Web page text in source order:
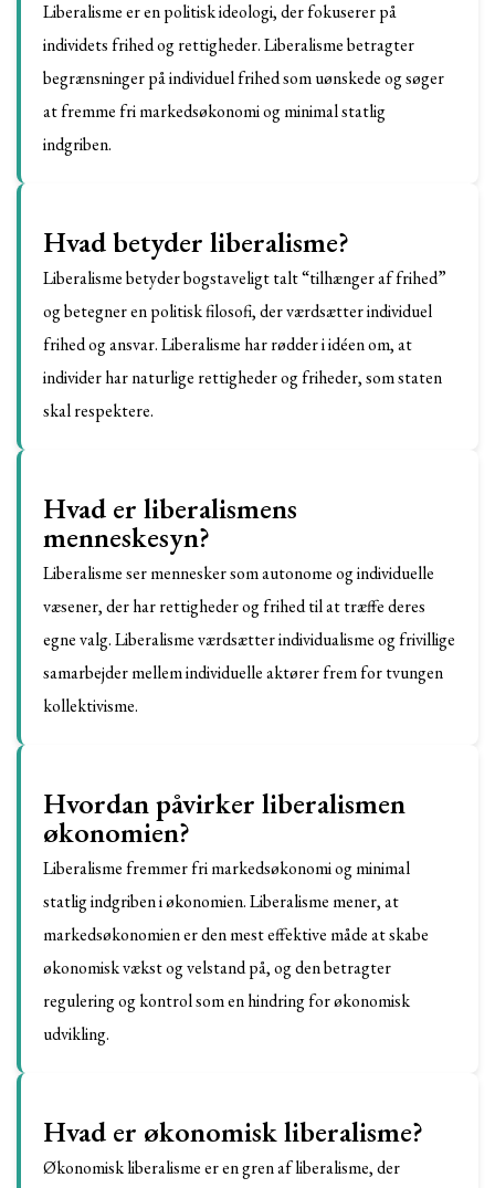
Liberalisme er en politisk ideologi, der fokuserer på
individets frihed og rettigheder. Liberalisme betragter
begrænsninger på individuel frihed som uønskede og søger
at fremme fri markedsøkonomi og minimal statlig
indgriben.
Hvad betyder liberalisme?
Liberalisme betyder bogstaveligt talt “tilhænger af frihed”
og betegner en politisk filosofi, der værdsætter individuel
frihed og ansvar. Liberalisme har rødder i idéen om, at
individer har naturlige rettigheder og friheder, som staten
skal respektere.
Hvad er liberalismens
menneskesyn?
Liberalisme ser mennesker som autonome og individuelle
væsener, der har rettigheder og frihed til at træffe deres
egne valg. Liberalisme værdsætter individualisme og frivillige
samarbejder mellem individuelle aktører frem for tvungen
kollektivisme.
Hvordan påvirker liberalismen
økonomien?
Liberalisme fremmer fri markedsøkonomi og minimal
statlig indgriben i økonomien. Liberalisme mener, at
markedsøkonomien er den mest effektive måde at skabe
økonomisk vækst og velstand på, og den betragter
regulering og kontrol som en hindring for økonomisk
udvikling.
Hvad er økonomisk liberalisme?
Økonomisk liberalisme er en gren af liberalisme, der